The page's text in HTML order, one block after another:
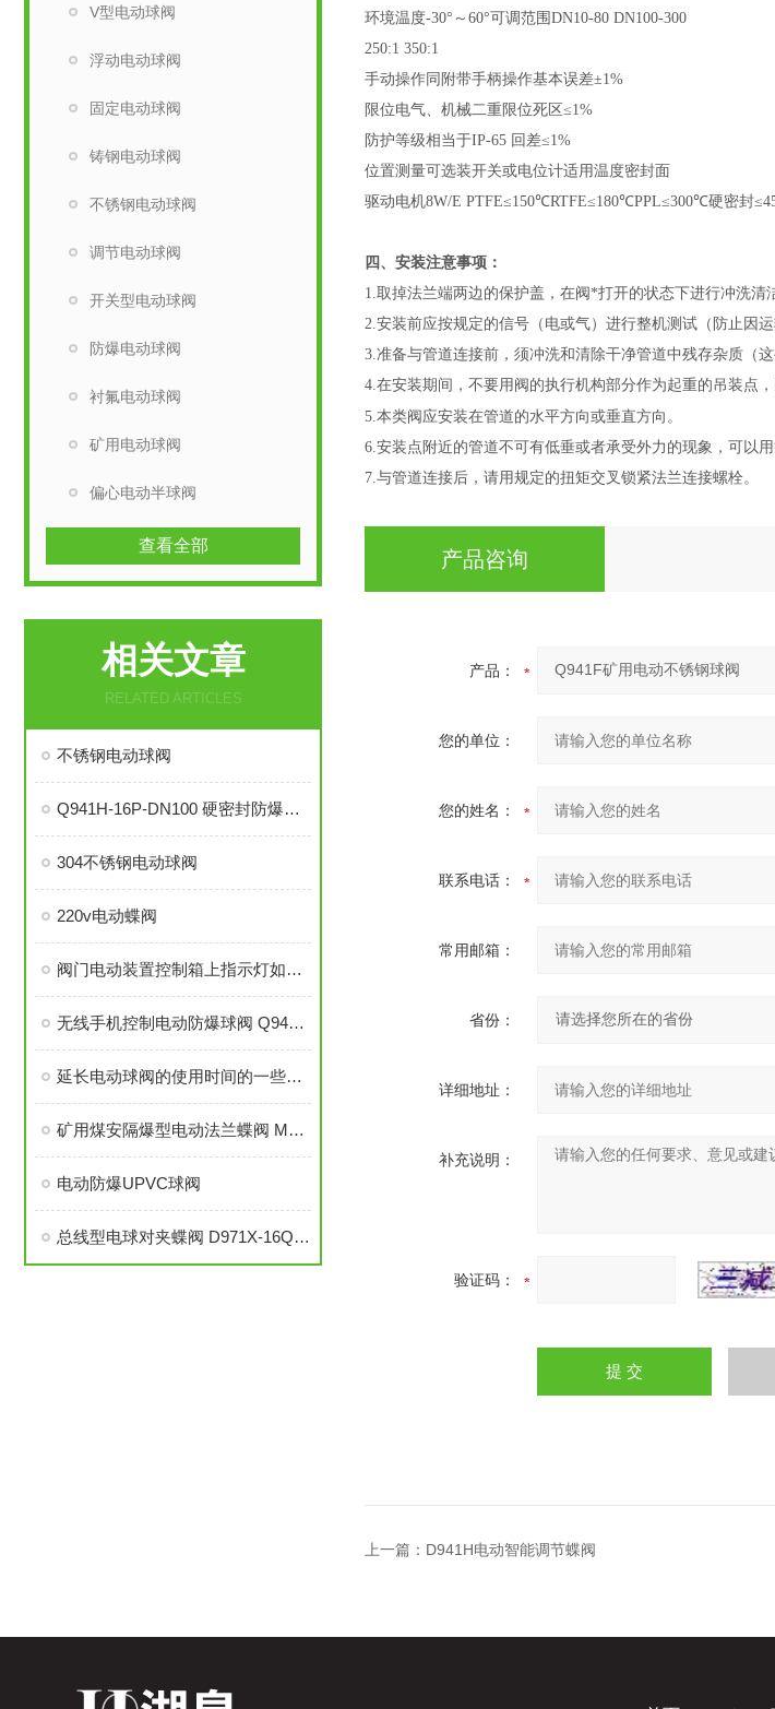
V型电动球阀
浮动电动球阀
固定电动球阀
铸钢电动球阀
不锈钢电动球阀
调节电动球阀
开关型电动球阀
防爆电动球阀
衬氟电动球阀
矿用电动球阀
偏心电动半球阀
查看全部
相关文章
RELATED ARTICLES
不锈钢电动球阀
Q941H-16P-DN100 硬密封防爆型不锈钢电动球阀
304不锈钢电动球阀
220v电动蝶阀
阀门电动装置控制箱上指示灯如何检查及检修
无线手机控制电动防爆球阀 Q941F-16C DN50
延长电动球阀的使用时间的一些小技巧
矿用煤安隔爆型电动法兰蝶阀 MD943H-16C DN300 煤矿用隔爆电动蝶阀
电动防爆UPVC球阀
总线型电球对夹蝶阀 D971X-16Q DN100 电动对夹软密封蝶阀
环境温度-30°～60°可调范围DN10-80 DN100-300
250:1 350:1
手动操作同附带手柄操作基本误差±1%
限位电气、机械二重限位死区≤1%
防护等级相当于IP-65 回差≤1%
位置测量可选装开关或电位计适用温度密封面
驱动电机8W/E PTFE≤150℃RTFE≤180℃PPL≤300℃硬密封
四、 安装注意事项：
1.取掉法兰端两边的保护盖，在阀*打开的状态下进行冲洗清
2.安装前应按规定的信号（电或气）进行整机测试（防止因
3.准备与管道连接前，须冲洗和清除干净管道中残存杂质（
4.在安装期间，不要用阀的执行机构部分作为起重的吊装点
5.本类阀应安装在管道的水平方向或垂直方向。
6.安装点附近的管道不可有低垂或者承受外力的现象，可以
7.与管道连接后，请用规定的扭矩交叉锁紧法兰连接螺栓。
产品咨询
产品：
您的单位：
您的姓名：
联系电话：
常用邮箱：
省份：
详细地址：
补充说明：
验证码：
上一篇： D941H电动智能调节蝶阀